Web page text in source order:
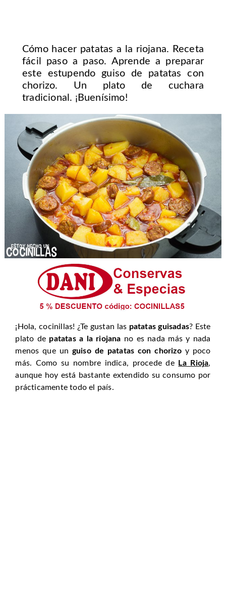
Cómo hacer patatas a la riojana. Receta
fácil paso a paso. Aprende a preparar
este estupendo guiso de patatas con
chorizo. Un plato de cuchara
tradicional. ¡Buenísimo!
¡Hola, cocinillas! ¿Te gustan las patatas guisadas? Este
plato de patatas a la riojana no es nada más y nada
menos que un guiso de patatas con chorizoy poco
más. Como su nombre indica, procede de
La Rioja,
aunque hoy está bastante extendido su consumo por
prácticamente todo el país.